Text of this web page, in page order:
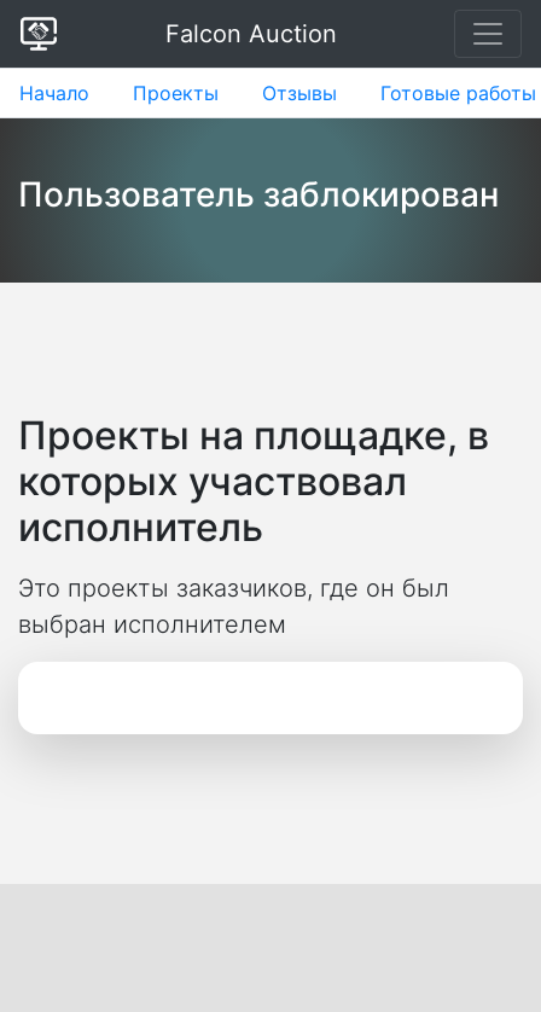
Falcon Auction
Начало Проекты Отзывы Готовые работы
Пользователь заблокирован
Проекты на площадке, в
которых участвовал
исполнитель
Это проекты заказчиков, где он был
выбран исполнителем